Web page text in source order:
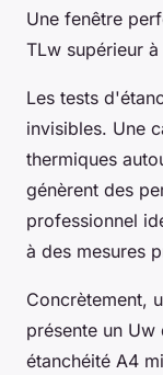
Une fenêtre
TLw supérieur
Les tests
invisibles. Une
thermiques
génèrent des
professionnel
à des mesures
Concrètement,
présente un Uw
étanchéité A4